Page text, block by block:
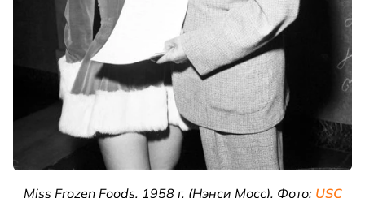
Miss Frozen Foods, 1958 г. (Нэнси Мосс). Фото: USC